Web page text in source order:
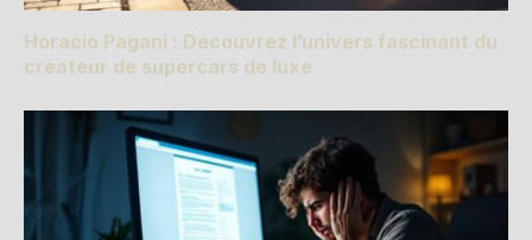
Horacio Pagani : Découvrez l’univers fascinant du
créateur de supercars de luxe